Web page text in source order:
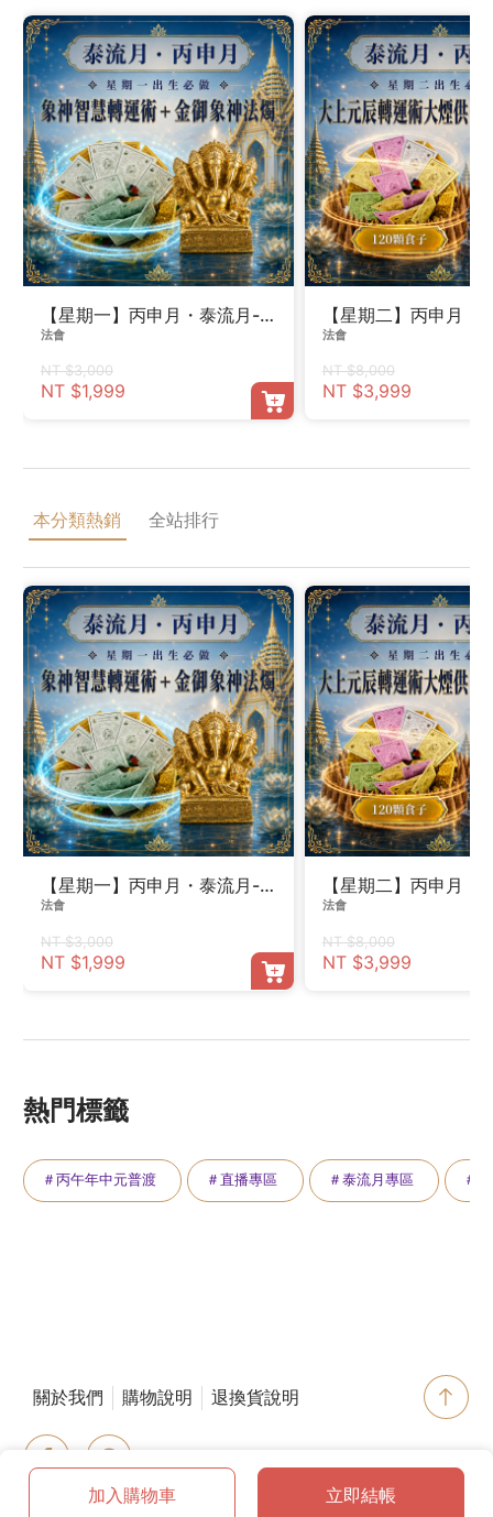
加入購物車 立即結帳
【星期一】丙申月・泰流月-象神智慧轉運術＋金御象神法
法會
NT $3,000
NT $1,999
【星期二】丙申月
法會
NT $8,000
NT $3,999
本分類熱銷 全站排行
【星期一】丙申月・泰流月-象神智慧轉運術＋金御象神法
法會
NT $3,000
NT $1,999
【星期二】丙申月
法會
NT $8,000
NT $3,999
熱門標籤
＃丙午年中元普渡 ＃直播專區 ＃泰流月專區 ＃
關於我們 購物說明 退換貨說明